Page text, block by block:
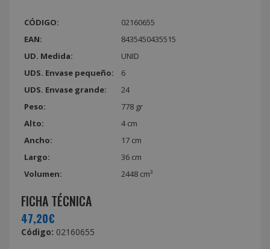
CÓDIGO:
02160655
EAN:
8435450435515
UD. Medida:
UNID
UDS. Envase pequeño:
6
UDS. Envase grande:
24
Peso:
778 gr
Alto:
4 cm
Ancho:
17 cm
Largo:
36 cm
Volumen:
2448 cm³
FICHA TÉCNICA
47,20€
Código: 02160655